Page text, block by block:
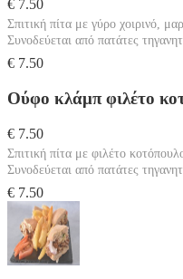
€ 7.50
Σπιτική πίτα με γύρο χοιρινό,
Συνοδεύεται από πατάτες
€ 7.50
Ούφο κλάμπ φιλέτο
€ 7.50
Σπιτική πίτα με φιλέτο
Συνοδεύεται από πατάτες
€ 7.50